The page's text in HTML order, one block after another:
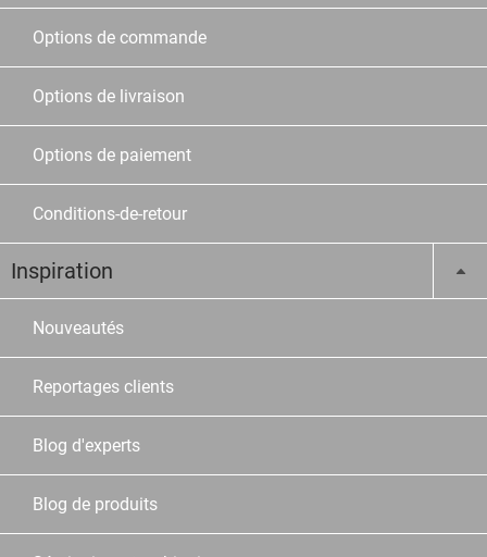
Options de commande
Options de livraison
Options de paiement
Conditions-de-retour
Inspiration
Nouveautés
Reportages clients
Blog d'experts
Blog de produits